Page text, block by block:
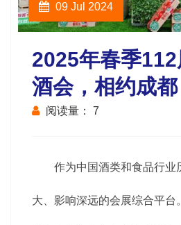
09 Jul 2024
2025年春季
酒会，相约成都
阅读量： 7
作为中国酒类和食品行业
大、影响深远的会展综合平台